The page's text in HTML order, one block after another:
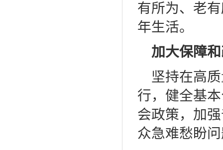
有所为、老
年生活。
加大保障
坚持在高
行，健全基
会政策，加
众急难愁盼